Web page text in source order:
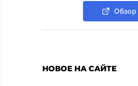
Обзор
НОВОЕ НА САЙТЕ